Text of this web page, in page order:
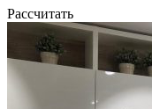
Рассчитать